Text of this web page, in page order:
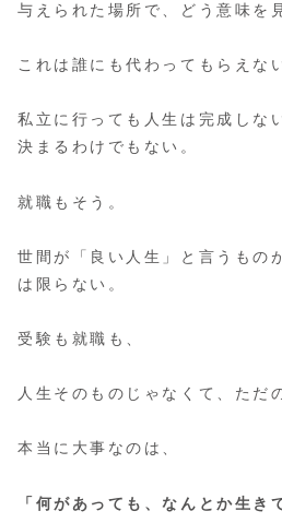
与えられた場所で、どう意味を
これは誰にも代わってもらえな
私立に行っても人生は完成しな
決まるわけでもない。
就職もそう。
世間が「良い人生」と言うもの
は限らない。
受験も就職も、
人生そのものじゃなくて、ただ
本当に大事なのは、
「何があっても、なんとか生き